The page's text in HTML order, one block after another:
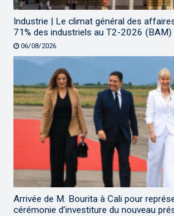
Industrie | Le climat général des
71% des industriels au T2-2026 (BAM)
06/08/2026
Arrivée de M. Bourita à Cali pour
cérémonie d’investiture du nouveau